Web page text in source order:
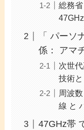
総務
「 パーソ
係： アマ
次世
技術
周波
線 と
47GHz帯